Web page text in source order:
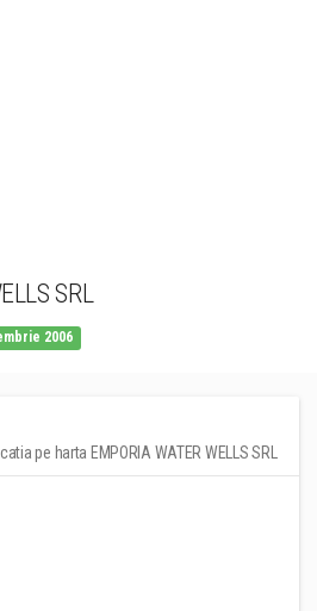
SRL
2006
pe harta EMPORIA WATER WELLS SRL